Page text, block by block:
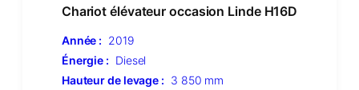
Chariot élévateur occasion Linde H16D
Année : 2019
Énergie : Diesel
Hauteur de levage : 3 850 mm